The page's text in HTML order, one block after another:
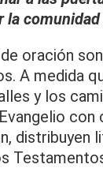
la
oración
A medida
y los
con
distribuyen